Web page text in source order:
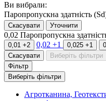
Ви вибрали:
Паропропускна здатність
Скасувати
Уточнити
0,02 Паропропускна
0,01 +2 0,02 +1 0,025 +1
Скасувати
Виберіть фільтри
Фільтр
Виберіть фільтри
Агротканина,